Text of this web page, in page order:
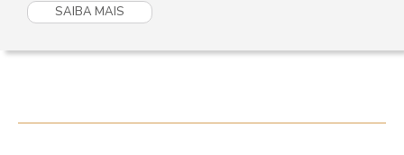
SAIBA MAIS